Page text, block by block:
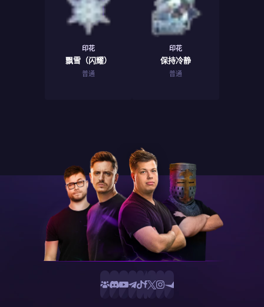
印花
飘雪（闪耀）
普通
印花
保持冷静
普通